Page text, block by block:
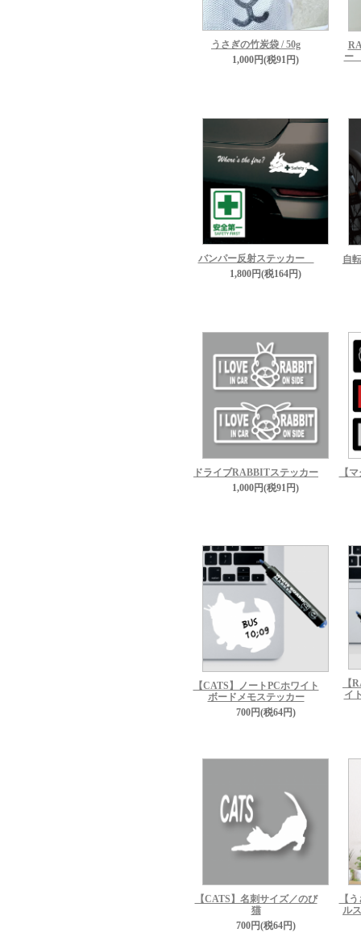
うさぎの竹炭袋 / 50g
1,000円(税91円)
ー
バンパー反射ステッカー
1,800円(税164円)
自
ドライブRABBITステッカー
1,000円(税91円)
【
【CATS】ノートPCホワイト
ボードメモステッカー
700円(税64円)
【
イ
【CATS】名刺サイズ／のび
猫
700円(税64円)
【
ル